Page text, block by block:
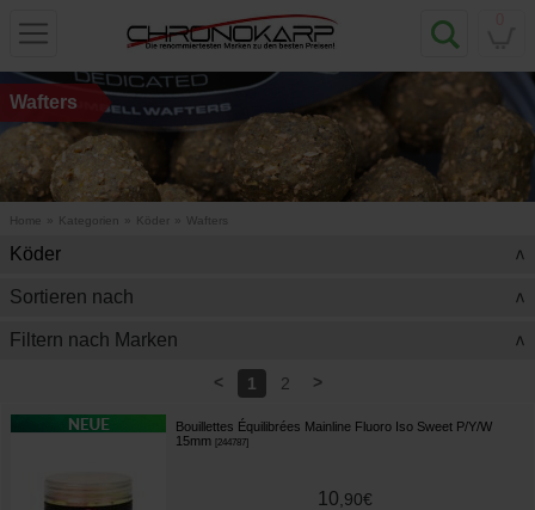
Wafters
Home Kategorien Köder Wafters
Köder >
Sortieren nach >
Filtern nach Marken >
< 1 2 >
Bouillettes Équilibrées Mainline Fluoro Iso Sweet P/Y/W
15mm [244787]
10 90€